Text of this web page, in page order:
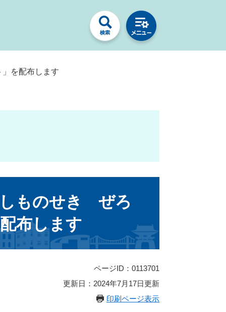
を配布します
しものせき ぜろ
布します
ページID：0113701
更新日：2024年7月17日更新
印刷ページ表示